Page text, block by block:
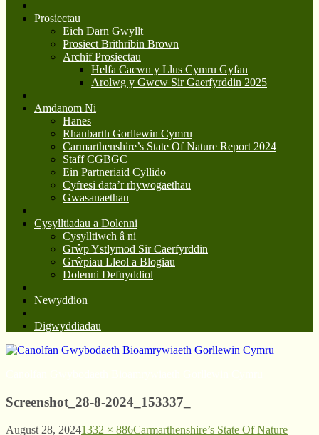
Prosiectau
Eich Darn Gwyllt
Prosiect Brithribin Brown
Archif Prosiectau
Helfa Cacwn y Llus Cymru Gyfan
Arolwg y Gwcw Sir Gaerfyrddin 2025
Amdanom Ni
Hanes
Rhanbarth Gorllewin Cymru
Carmarthenshire’s State Of Nature Report 2024
Staff CGBGC
Ein Partneriaid Cyllido
Cyfresi data’r rhywogaethau
Gwasanaethau
Cysylltiadau a Dolenni
Cysylltiwch â ni
Grŵp Ystlymod Sir Caerfyrddin
Grŵpiau Lleol a Blogiau
Dolenni Defnyddiol
Newyddion
Digwyddiadau
Screenshot_28-8-2024_153337_
August 28, 20241332 × 886Carmarthenshire’s State Of Nature